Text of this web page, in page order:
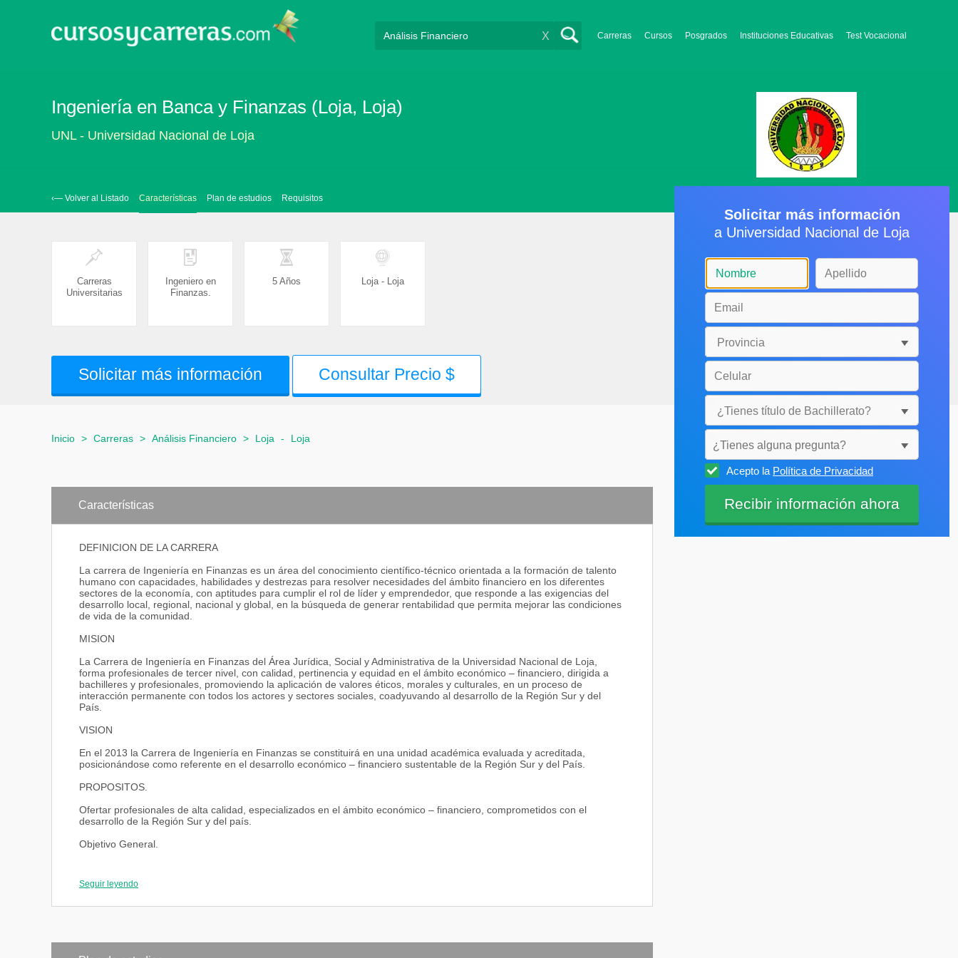
Carreras Cursos Posgrados Instituciones Educativas Test Vocacional
X
Ingeniería en Banca y Finanzas (Loja, Loja)
UNL - Universidad Nacional de Loja
‹— Volver al Listado Características Plan de estudios Requisitos
Carreras
Universitarias
Ingeniero en
Finanzas.
5 Años Loja - Loja
Solicitar más información Consultar Precio $
Inicio > Carreras > Análisis Financiero > Loja - Loja
Características
DEFINICION DE LA CARRERA
La carrera de Ingeniería en Finanzas es un área del conocimiento científico-técnico orientada a la formación de talento
humano con capacidades, habilidades y destrezas para resolver necesidades del ámbito financiero en los diferentes
sectores de la economía, con aptitudes para cumplir el rol de líder y emprendedor, que responde a las exigencias del
desarrollo local, regional, nacional y global, en la búsqueda de generar rentabilidad que permita mejorar las condiciones
de vida de la comunidad.
MISION
La Carrera de Ingeniería en Finanzas del Área Jurídica, Social y Administrativa de la Universidad Nacional de Loja,
forma profesionales de tercer nivel, con calidad, pertinencia y equidad en el ámbito económico – financiero, dirigida a
bachilleres y profesionales, promoviendo la aplicación de valores éticos, morales y culturales, en un proceso de
interacción permanente con todos los actores y sectores sociales, coadyuvando al desarrollo de la Región Sur y del
País.
VISION
En el 2013 la Carrera de Ingeniería en Finanzas se constituirá en una unidad académica evaluada y acreditada,
posicionándose como referente en el desarrollo económico – financiero sustentable de la Región Sur y del País.
PROPOSITOS.
Ofertar profesionales de alta calidad, especializados en el ámbito económico – financiero, comprometidos con el
desarrollo de la Región Sur y del país.
Objetivo General.
nacional, a través de la formación de profesionales, la investigación científica – técnica y la vinculación con la
colectividad, en la perspectiva de elevar la competitividad del país que redunde en mejorar las condiciones de vida de la
Seguir leyendo
Solicitar más información
a Universidad Nacional de Loja
¿Tienes alguna pregunta?
Selecciónala
Acepto la Política de Privacidad